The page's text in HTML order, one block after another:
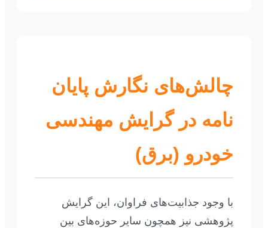
چالش‌های نگارش پایان
نامه در گرایش مهندسی
خودرو (برق)
با وجود جذابیت‌های فراوان، این گرایش
پژوهشی نیز همچون سایر حوزه‌های بین